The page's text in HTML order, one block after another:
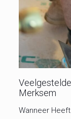
Merksem
Wanneer